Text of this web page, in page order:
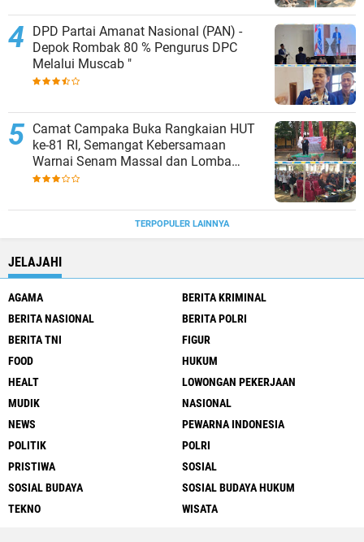
DPD Partai Amanat Nasional (PAN) -
Depok Rombak 80 % Pengurus DPC
Melalui Muscab "
Camat Campaka Buka Rangkaian HUT
ke-81 RI, Semangat Kebersamaan
Warnai Senam Massal dan Lomba
Karaoke Perangkat Desa
TERPOPULER LAINNYA
JELAJAHI
AGAMA
BERITA KRIMINAL
BERITA NASIONAL
BERITA POLRI
BERITA TNI
FIGUR
FOOD
HUKUM
HEALT
LOWONGAN PEKERJAAN
MUDIK
NASIONAL
NEWS
PEWARNA INDONESIA
POLITIK
POLRI
PRISTIWA
SOSIAL
SOSIAL BUDAYA
SOSIAL BUDAYA HUKUM
TEKNO
WISATA